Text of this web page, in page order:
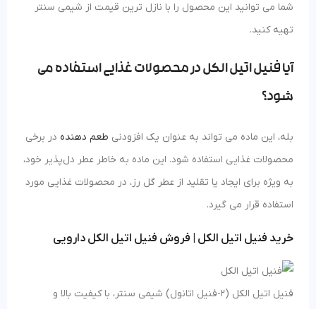
شما می توانید این محصول را با نازل ترین قیمت از شیمی سنتر
تهیه کنید.
آیا فنیل اتیل الکل در محصولات غذایی استفاده می‌
شود؟
بله، این ماده می‌ تواند به عنوان یک افزودنی طعم‌ دهنده در برخی
محصولات غذایی استفاده شود. این ماده به خاطر عطر دل‌پذیر خود،
به ویژه برای ایجاد یا تقلید از عطر گل‌ رز، در محصولات غذایی مورد
استفاده قرار می‌ گیرد.
خرید فنیل اتیل الکل | فروش فنیل اتیل الکل دارویی
فنیل اتیل الکل (2-فنیل اتانول) شیمی سنتر، با کیفیت بالا و